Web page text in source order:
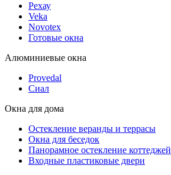
Рехау
Veka
Novotex
Готовые окна
Алюминиевые окна
Provedal
Сиал
Окна для дома
Остекление веранды и террасы
Окна для беседок
Панорамное остекление коттеджей
Входные пластиковые двери